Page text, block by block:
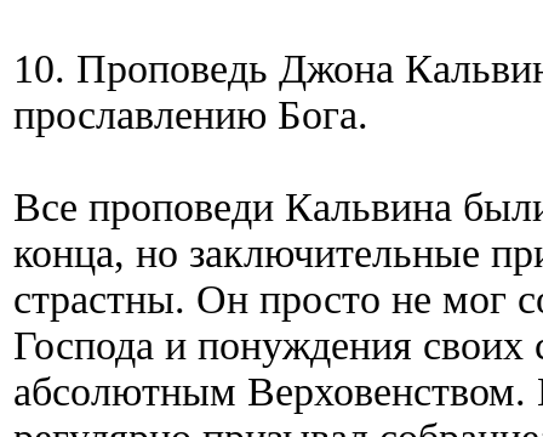
10. Проповедь Джона
прославлению Бога.
Все проповеди Кальвина
конца, но заключительные
страстны. Он просто не мог
Господа и понуждения своих
абсолютным